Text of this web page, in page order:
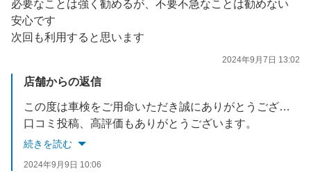
必要なことは強く勧めるが、不要不急なことは勧めない
安心です
次回も利用すると思います
2024年9月7日 13:02
店舗からの返信
この度は車検をご用命いただき誠にありがとうございます。
口コミ投稿、高評価もありがとうございます。
これから寒い時期になるとタイヤの空気圧が下がりやすくなりますのでお気軽にタイヤエアチェック、日常点検をご利用ください。
続きを読む
2024年9月9日 10:06